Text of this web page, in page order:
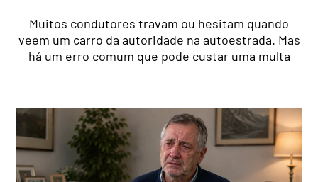
Muitos condutores travam ou hesitam quando
veem um carro da autoridade na autoestrada. Mas
há um erro comum que pode custar uma multa